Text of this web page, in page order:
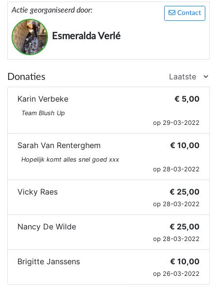
Contact
Actie georganiseerd door:
Esmeralda Verlé
Donaties
Karin Verbeke € 5,00
Team Blush Up
op 29-03-2022
Sarah Van Renterghem € 10,00
Hopelijk komt alles snel goed xxx
op 28-03-2022
Vicky Raes € 25,00
op 28-03-2022
Nancy De Wilde € 25,00
op 28-03-2022
Brigitte Janssens € 10,00
op 26-03-2022